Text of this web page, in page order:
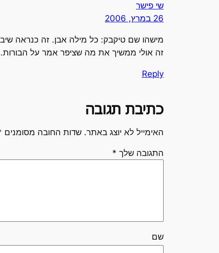
שי פישר
26 במרץ, 2006
מישהו שם טיקבק: כל מילה אבן. זה כנראה
זה אולי ממשיך את מה שציפר אמר על הבורות.
Reply
כתיבת תגובה
האימייל לא יוצג באתר. שדות החובה מסומנים
התגובה שלך *
שם